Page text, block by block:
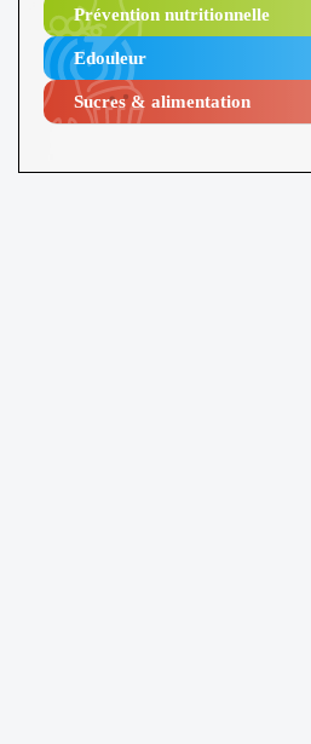
Prévention nutritionnelle
Edouleur​
Sucres & alimentation​